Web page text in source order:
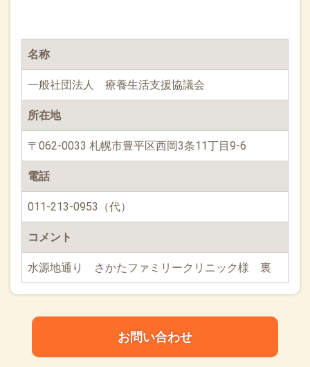
名称
一般社団法人 療養生活支援協議会
所在地
〒062-0033 札幌市豊平区西岡3条11丁目9-6
電話
011-213-0953（代）
コメント
水源地通り さかたファミリークリニック様 裏
お問い合わせ